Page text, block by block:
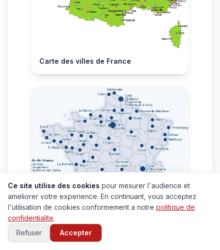
Carte des villes de France
Ce site utilise des cookies pour mesurer l'audience et
ameliorer votre experience. En continuant, vous acceptez
l'utilisation de cookies conformement a notre politique de
confidentialite.
Refuser
Accepter